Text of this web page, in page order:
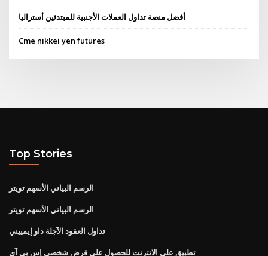
أفضل منصة تداول العملات الأجنبية للمبتدئين أستراليا
Cme nikkei yen futures
Top Stories
الرسم البياني الأسهم تويتر
الرسم البياني الأسهم تويتر
تداول العقود الآجلة داو إيمييني
تطبيق على الانترنت للحصول على قرض شخصي إس بي آي